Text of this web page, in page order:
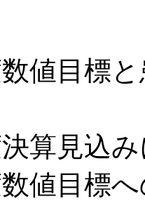
値目標
算見込
値目標